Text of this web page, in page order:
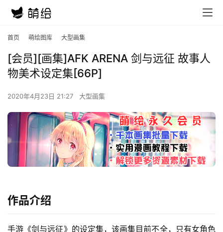
首页 萌绘图库 大型画集
[会员][画集]AFK ARENA 剑与远征 故事人
物美术设定集[66P]
2020年4月23日 21:27 大型画集
作品介绍
手游《剑与远征》的设定集，该画集目前不全，只有女角色